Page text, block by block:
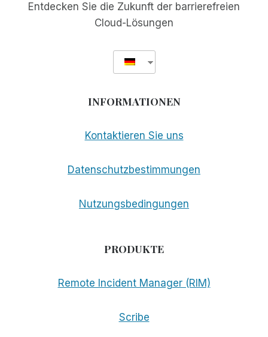
APPS
ZUGÄNGLICH
MACHEN
Entdecken Sie die Zukunft der barrierefreien
Cloud-Lösungen
INFORMATIONEN
Kontaktieren Sie uns
Datenschutzbestimmungen
Nutzungsbedingungen
PRODUKTE
Remote Incident Manager (RIM)
Scribe